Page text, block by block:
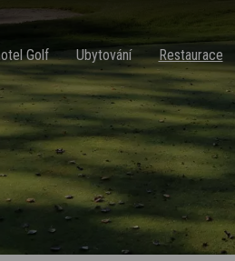
Golf Ubytování Restaurace